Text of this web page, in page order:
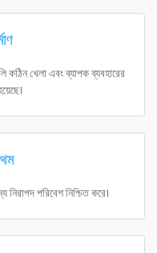
খেলা এবং ব্যাপক ব্যবহারের
পরিবেশ নিশ্চিত করে।